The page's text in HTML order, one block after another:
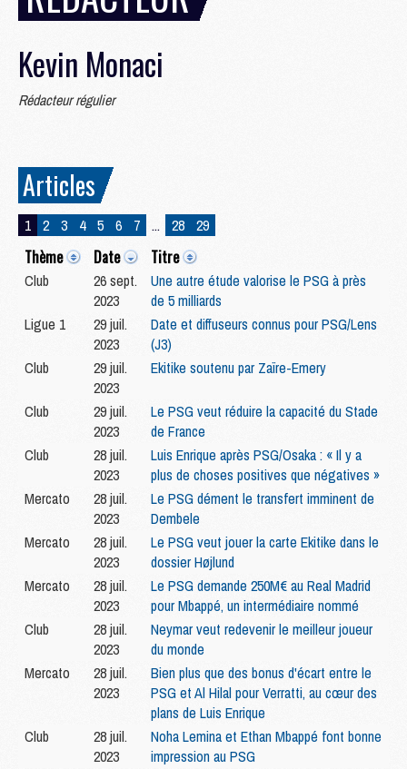
Kevin Monaci
Rédacteur régulier
Articles
1 2 3 4 5 6 7 ... 28 29
Thème Date Titre
Club
26 sept.
2023
Une autre étude valorise le PSG à près
de 5 milliards
Ligue 1
29 juil.
2023
Date et diffuseurs connus pour PSG/Lens
(J3)
Club
29 juil.
2023
Ekitike soutenu par Zaïre-Emery
Club
29 juil.
2023
Le PSG veut réduire la capacité du Stade
de France
Club
28 juil.
2023
Luis Enrique après PSG/Osaka : « Il y a
plus de choses positives que négatives »
Mercato
28 juil.
2023
Le PSG dément le transfert imminent de
Dembele
Mercato
28 juil.
2023
Le PSG veut jouer la carte Ekitike dans le
dossier Højlund
Mercato
28 juil.
2023
Le PSG demande 250M€ au Real Madrid
pour Mbappé, un intermédiaire nommé
Club
28 juil.
2023
Neymar veut redevenir le meilleur joueur
du monde
Mercato
28 juil.
2023
Bien plus que des bonus d'écart entre le
PSG et Al Hilal pour Verratti, au cœur des
plans de Luis Enrique
Club
28 juil.
2023
Noha Lemina et Ethan Mbappé font bonne
impression au PSG